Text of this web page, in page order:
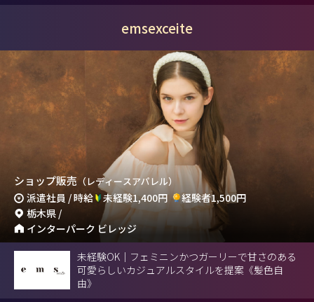
emsexceite
ショップ販売（レディースアパレル）
派遣社員 / 時給 未経験1,400円
経験者1,500円
栃木県 /
インターパーク ビレッジ
未経験OK｜フェミニンかつガーリーで甘さのある
可愛らしいカジュアルスタイルを提案《髪色自
由》